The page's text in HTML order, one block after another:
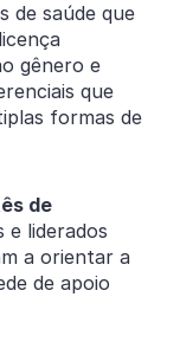
de saúde que
gênero e
que
formas de
de
e liderados
a orientar a
de apoio